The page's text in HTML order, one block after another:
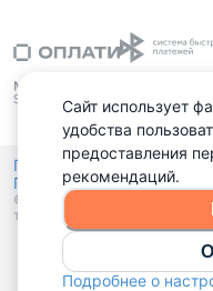
Политика
Политика обработки
© 2015 - 2026, Domovita.by.
только при наличии активной
Сайт использует
удобства
предоставления
рекомендаций.
Подробнее о